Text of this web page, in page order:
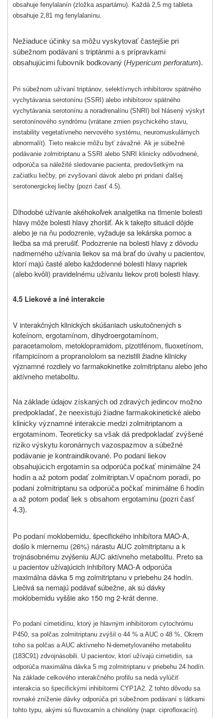
obsahuje fenylalanín (zložka aspartámu). Každá 2,5 mg tableta
obsahuje 2,81 mg fenylalanínu.
Nežiaduce účinky sa môžu vyskytovať častejšie pri
súbežnom podávaní s triptánmi a s prípravkami
obsahujúcimi ľubovník bodkovaný (Hypericum perforatum).
Pri súbežnom užívaní triptánov, selektívnych inhibítorov spätného
vychytávania serotonínu (SSRI) alebo inhibítorov spätného
vychytávania serotonínu a noradrenalínu (SNRI) bol hlásený výskyt
serotonínového syndrómu (vrátane zmien psychického stavu,
instability vegetatívneho nervového systému, neuromuskulárnych
abnormalít). Tieto reakcie môžu byť závažné. Ak je súbežné
podávanie zolmitriptanu a SSRI alebo SNRI klinicky odôvodnené,
odporúča sa náležité sledovanie pacienta, predovšetkým na
začiatku liečby, pri zvyšovaní dávok alebo pri pridaní ďalšej
serotonergickej liečby (pozri časť 4.5).
Dlhodobé užívanie akéhokoľvek analgetika na tlmenie bolesti
hlavy môže bolesti hlavy zhoršiť. Ak k takejto situácii dôjde
alebo je na ňu podozrenie, vyžaduje sa lekárska pomoc a
liečba sa má prerušiť. Podozrenie na bolesti hlavy z dôvodu
nadmerného užívania liekov sa má brať do úvahy u pacientov,
ktorí majú časté alebo každodenné bolesti hlavy napriek
(alebo kvôli) pravidelnému užívaniu liekov proti bolesti hlavy.
4.5 Liekové a iné interakcie
V interakčných klinických skúšaniach uskutočnených s
kofeínom, ergotamínom, dihydroergotamínom,
paracetamolom, metoklopramidom, pizotifénom, fluoxetínom,
rifampicínom a propranololom sa nezistili žiadne klinicky
významné rozdiely vo farmakokinetike zolmitriptanu alebo jeho
aktívneho metabolitu.
Na základe údajov získaných od zdravých jedincov možno
predpokladať, že neexistujú žiadne farmakokinetické alebo
klinicky významné interakcie medzi zolmitriptanom a
ergotamínom. Teoreticky sa však dá predpokladať zvýšené
riziko výskytu koronárnych vazospazmov a súbežné
podávanie je kontraindikované. Po podaní liekov
obsahujúcich ergotamín sa odporúča počkať minimálne 24
hodín a až potom podať zolmitriptan.V opačnom poradí, po
podaní zolmitriptanu sa odporúča počkať minimálne 6 hodín
a až potom podať liek s obsahom ergotamínu (pozri časť
4.3).
Po podaní moklobemidu, špecifického inhibítora MAO-A,
došlo k miernemu (26%) nárastu AUC zolmitriptanu a k
trojnásobnému zvýšeniu AUC aktívneho metabolitu. Preto sa
u pacientov užívajúcich inhibítory MAO-A odporúča
maximálna dávka 5 mg zolmitriptanu v priebehu 24 hodín.
Liečivá sa nemajú podávať súbežne, ak sú dávky
moklobemidu vyššie ako 150 mg 2-krát denne.
Po podaní cimetidínu, ktorý je hlavným inhibítorom cytochrómu
P450, sa polčas zolmitriptanu zvýšil o 44 % a AUC o 48 %. Okrem
toho sa polčas a AUC aktívneho N-demetylovaného metabolitu
(183C91) zdvojnásobili. U pacientov, ktorí užívajú cimetidín, sa
odporúča maximálna dávka 5 mg zolmitriptanu v priebehu 24 hodín.
Na základe celkového interakčného profilu sa nedá vylúčiť
interakcia so špecifickými inhibítormi CYP1A2. Z tohto dôvodu sa
rovnaké zníženie dávky odporúča pri súbežnom podávaní s látkami
tohto typu, akými sú fluvoxamín a chinolóny (napr. ciprofloxacín).